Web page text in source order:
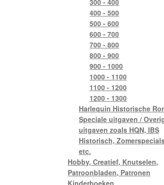
400 - 500
500 - 600
600 - 700
700 - 800
800 - 900
900 - 1000
1000 - 1100
1100 - 1200
1200 - 1300
Harlequin Historische
Speciale uitgaven /
uitgaven zoals HQN, IBS
Historisch,
etc.
Hobby, Creatief, Knutselen,
Patroonbladen, Patronen
Kinderboeken